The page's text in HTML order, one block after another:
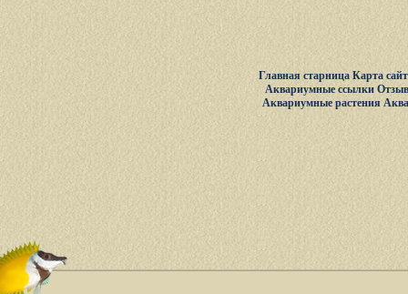
Главная старница Карта
Аквариумные ссылки
Аквариумные растения